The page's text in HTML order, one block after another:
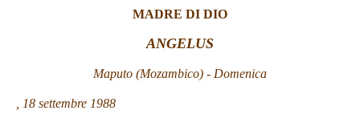
MADRE DI DIO
ANGELUS
Maputo (Mozambico) - Domenica
, 18 settembre 1988